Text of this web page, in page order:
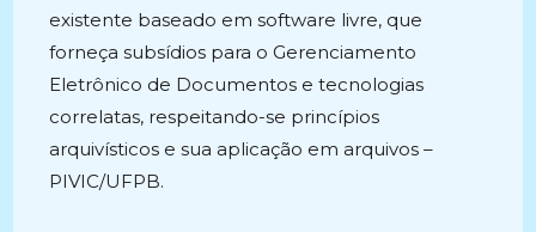
existente baseado em software livre, que
forneça subsídios para o Gerenciamento
Eletrônico de Documentos e tecnologias
correlatas, respeitando-se princípios
arquivísticos e sua aplicação em arquivos –
PIVIC/UFPB.